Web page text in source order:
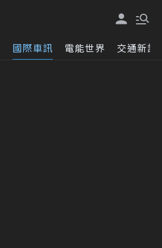
國際車訊 電能世界 交通新訊